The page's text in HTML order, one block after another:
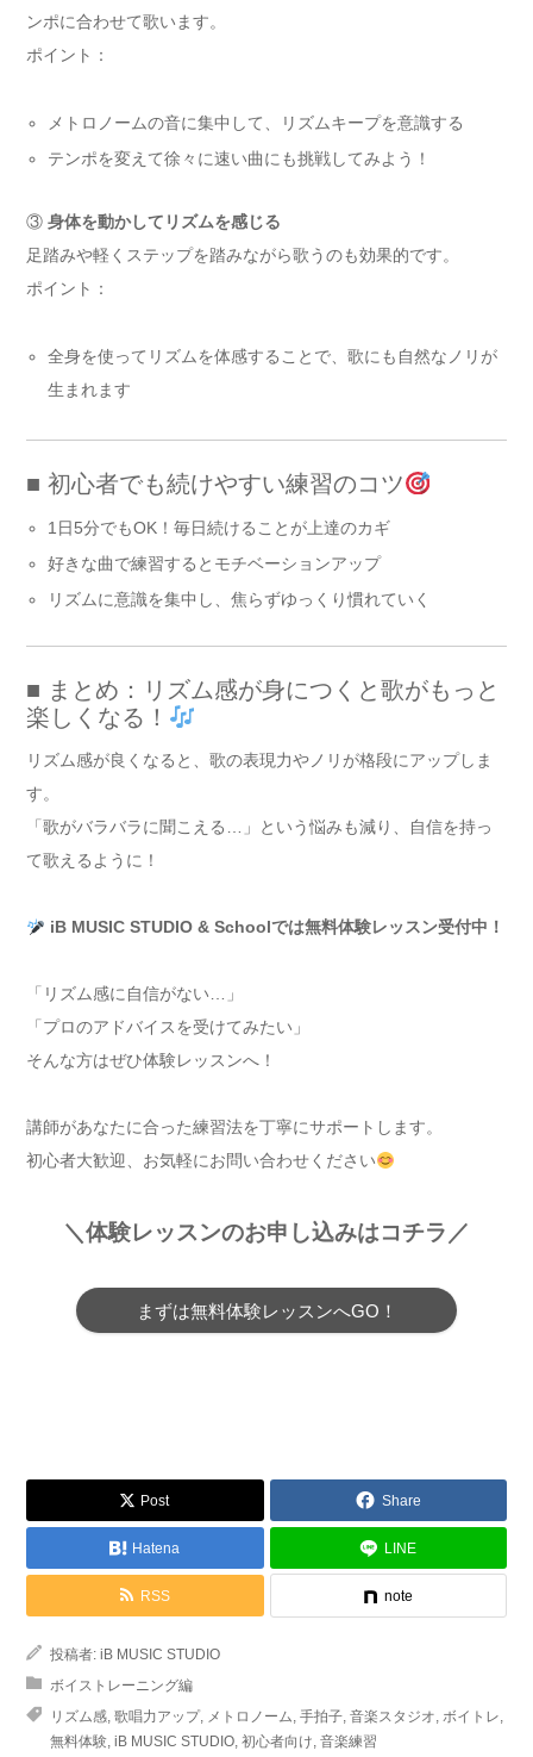
ンポに合わせて歌います。
ポイント：
メトロノームの音に集中して、リズムキープを意識する
テンポを変えて徐々に速い曲にも挑戦してみよう！
③ 身体を動かしてリズムを感じる
足踏みや軽くステップを踏みながら歌うのも効果的です。
ポイント：
全身を使ってリズムを体感することで、歌にも自然なノリが
生まれます
■ 初心者でも続けやすい練習のコツ
1日5分でもOK！毎日続けることが上達のカギ
好きな曲で練習するとモチベーションアップ
リズムに意識を集中し、焦らずゆっくり慣れていく
■ まとめ：リズム感が身につくと歌がもっと
楽しくなる！
リズム感が良くなると、歌の表現力やノリが格段にアップしま
す。
「歌がバラバラに聞こえる…」という悩みも減り、自信を持っ
て歌えるように！
iB MUSIC STUDIO & Schoolでは無料体験レッスン受付中！
「リズム感に自信がない…」
「プロのアドバイスを受けてみたい」
そんな方はぜひ体験レッスンへ！
講師があなたに合った練習法を丁寧にサポートします。
初心者大歓迎、お気軽にお問い合わせください
＼体験レッスンのお申し込みはコチラ／
まずは無料体験レッスンへGO！
Post Share
Hatena LINE
RSS note
投稿者: iB MUSIC STUDIO
ボイストレーニング編
リズム感, 歌唱力アップ, メトロノーム, 手拍子, 音楽スタジオ, ボイトレ,
無料体験, iB MUSIC STUDIO, 初心者向け, 音楽練習